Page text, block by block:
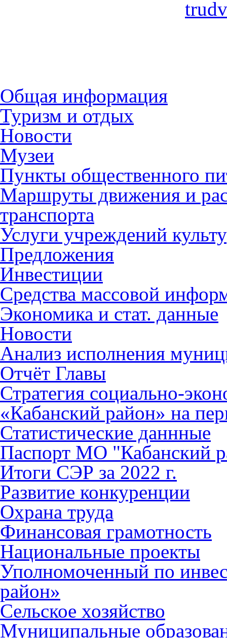
Общая информация
Туризм и отдых
Новости
Музеи
Пункты общественного
Маршруты движения и
транспорта
Услуги учреждений
Предложения
Инвестиции
Средства массовой
Экономика и стат. данные
Новости
Анализ исполнения
Отчёт Главы
Стратегия социально-
«Кабанский район» на
Статистические даннные
Паспорт МО "Кабанский
Итоги СЭР за 2022 г.
Развитие конкуренции
Охрана труда
Финансовая грамотность
Национальные проекты
Уполномоченный по
район»
Сельское хозяйство
Муниципальные